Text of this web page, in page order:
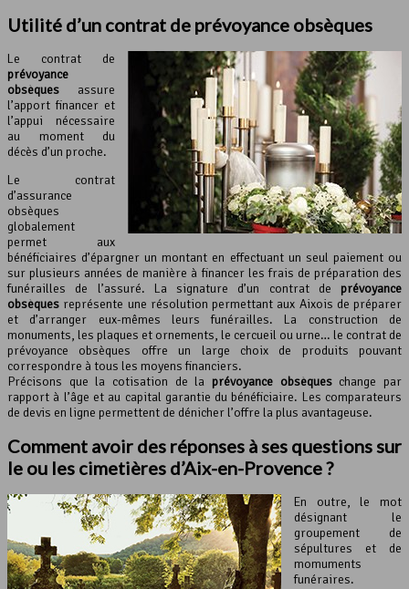
Utilité d’un contrat de prévoyance obsèques
Le contrat de
prévoyance
obsèques assure
l’apport financer et
l’appui nécessaire
au moment du
décès d’un proche.
Le contrat
d’assurance
obsèques
globalement
permet aux
bénéficiaires d’épargner un montant en effectuant un seul paiement ou
sur plusieurs années de manière à financer les frais de préparation des
funérailles de l’assuré. La signature d’un contrat de prévoyance
obsèques représente une résolution permettant aux Aixois de préparer
et d’arranger eux-mêmes leurs funérailles. La construction de
monuments, les plaques et ornements, le cercueil ou urne… le contrat de
prévoyance obsèques offre un large choix de produits pouvant
correspondre à tous les moyens financiers.
Précisons que la cotisation de la prévoyance obsèqueschange par
rapport à l’âge et au capital garantie du bénéficiaire. Les comparateurs
de devis en ligne permettent de dénicher l’offre la plus avantageuse.
Comment avoir des réponses à ses questions sur
le ou les cimetières d’Aix-en-Provence ?
En outre, le mot
désignant le
groupement de
sépultures et de
momuments
funéraires.